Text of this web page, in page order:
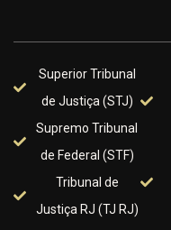
Superior Tribunal
de Justiça (STJ)
Supremo Tribunal
de Federal (STF)
Tribunal de
Justiça RJ (TJ RJ)